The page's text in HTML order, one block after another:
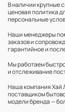
В наличии крупные
ценовая политика
персональные
Наши менеджеры
заказов и
гарантийное и
Мы работаем
и отслеживание
Наша компания Хай
поставщиком
модели бренда —